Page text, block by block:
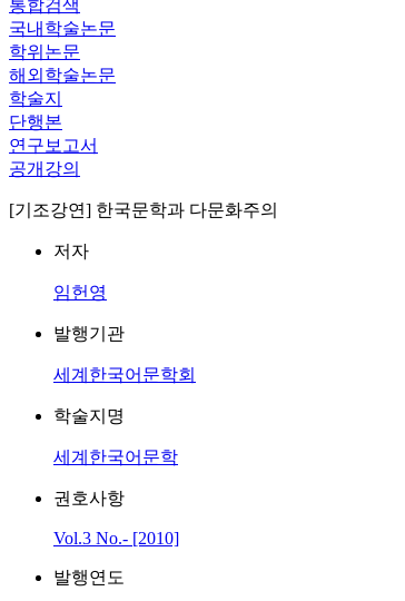
통합검색
국내학술논문
학위논문
해외학술논문
학술지
단행본
연구보고서
공개강의
[기조강연] 한국문학과 다문화주의
저자
임헌영
발행기관
세계한국어문학회
학술지명
세계한국어문학
권호사항
Vol.3 No.- [2010]
발행연도